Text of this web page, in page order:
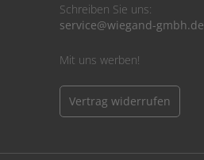
Schreiben Sie uns:
service@wiegand-gmbh.de
Mit uns werben!
Vertrag widerrufen